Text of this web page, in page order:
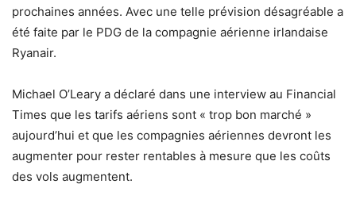
prochaines années. Avec une telle prévision désagréable a
été faite par le PDG de la compagnie aérienne irlandaise
Ryanair.
Michael O’Leary a déclaré dans une interview au Financial
Times que les tarifs aériens sont « trop ​​bon marché »
aujourd’hui et que les compagnies aériennes devront les
augmenter pour rester rentables à mesure que les coûts
des vols augmentent.